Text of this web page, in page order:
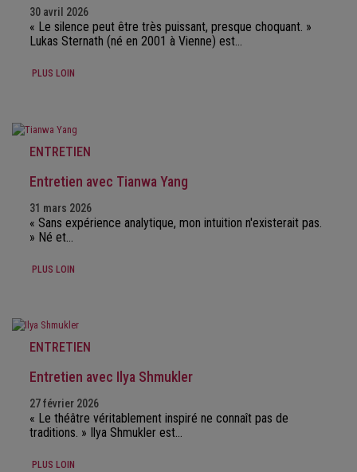
30 avril 2026
« Le silence peut être très puissant, presque choquant. »
Lukas Sternath (né en 2001 à Vienne) est…
PLUS LOIN
ENTRETIEN
Entretien avec Tianwa Yang
31 mars 2026
« Sans expérience analytique, mon intuition n'existerait pas.
» Né et…
PLUS LOIN
ENTRETIEN
Entretien avec Ilya Shmukler
27 février 2026
« Le théâtre véritablement inspiré ne connaît pas de
traditions. » Ilya Shmukler est…
PLUS LOIN